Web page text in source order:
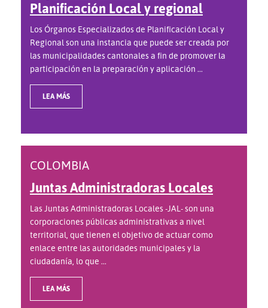
Planificación Local y regional
Los Órganos Especializados de Planificación Local y
Regional son una instancia que puede ser creada por
las municipalidades cantonales a fin de promover la
participación en la preparación y aplicación ...
LEA MÁS
COLOMBIA
Juntas Administradoras Locales
Las Juntas Administradoras Locales -JAL- son una
corporaciones públicas administrativas a nivel
territorial, que tienen el objetivo de actuar como
enlace entre las autoridades municipales y la
ciudadanía, lo que ...
LEA MÁS